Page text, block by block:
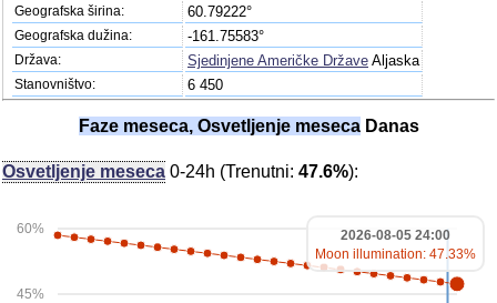
Geografska širina: 60.79222°
Geografska dužina: -161.75583°
Država: Sjedinjene Američke Države Aljaska
Stanovništvo: 6 450
Faze meseca, Osvetljenje mesecaDanas
Osvetljenje meseca 0-24h (Trenutni: 47.6%):
45%
60%
2026-08-05 24:00
Moon illumination: 47.33%